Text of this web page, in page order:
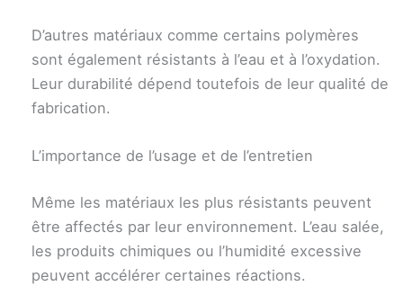
D’autres matériaux comme certains polymères
sont également résistants à l’eau et à l’oxydation.
Leur durabilité dépend toutefois de leur qualité de
fabrication.
L’importance de l’usage et de l’entretien
Même les matériaux les plus résistants peuvent
être affectés par leur environnement. L’eau salée,
les produits chimiques ou l’humidité excessive
peuvent accélérer certaines réactions.